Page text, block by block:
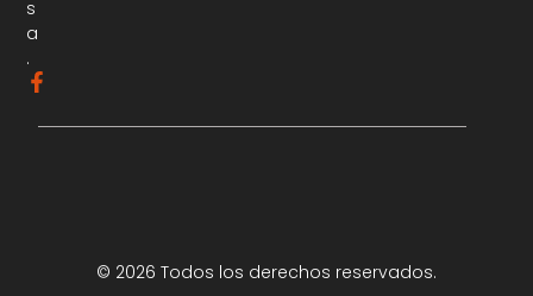
s
a
.
© 2026 Todos los derechos reservados.